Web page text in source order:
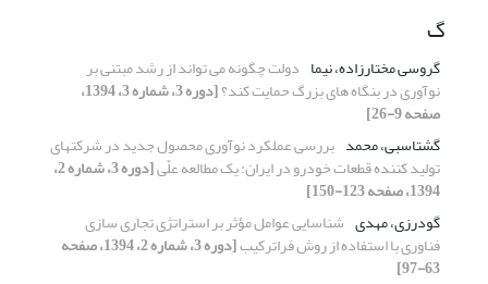
گ
گروسی مختارزاده، نیما دولت چگونه می تواند از رشد مبتنی بر
نوآوری در بنگاه های بزرگ حمایت کند؟ [دوره 3، شماره 3، 1394،
صفحه 9-26]
گشتاسبی، محمد بررسی عملکرد نوآوری محصول جدید در شرکتهای
تولید کننده قطعات خودرو در ایران: یک مطالعه علّی [دوره 3، شماره 2،
1394، صفحه 123-150]
گودرزی، مهدی شناسایی عوامل مؤثر بر استراتژی تجاری سازی
فناوری با استفاده از روش فراترکیب [دوره 3، شماره 2، 1394، صفحه
63-97]